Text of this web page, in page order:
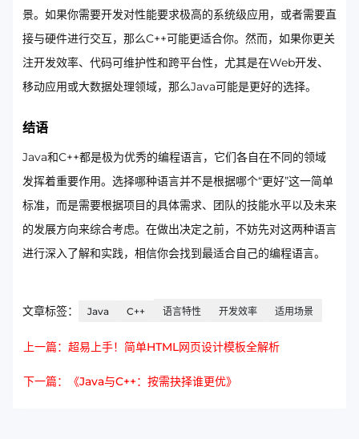
景。如果你需要开发对性能要求极高的系统级应用，或者需要直
接与硬件进行交互，那么C++可能更适合你。然而，如果你更关
注开发效率、代码可维护性和跨平台性，尤其是在Web开发、
移动应用或大数据处理领域，那么Java可能是更好的选择。
结语
Java和C++都是极为优秀的编程语言，它们各自在不同的领域
发挥着重要作用。选择哪种语言并不是根据哪个“更好”这一简单
标准，而是需要根据项目的具体需求、团队的技能水平以及未来
的发展方向来综合考虑。在做出决定之前，不妨先对这两种语言
进行深入了解和实践，相信你会找到最适合自己的编程语言。
文章标签： Java C++ 语言特性 开发效率 适用场景
上一篇：超易上手！简单HTML网页设计模板全解析
下一篇：《Java与C++：按需抉择谁更优》